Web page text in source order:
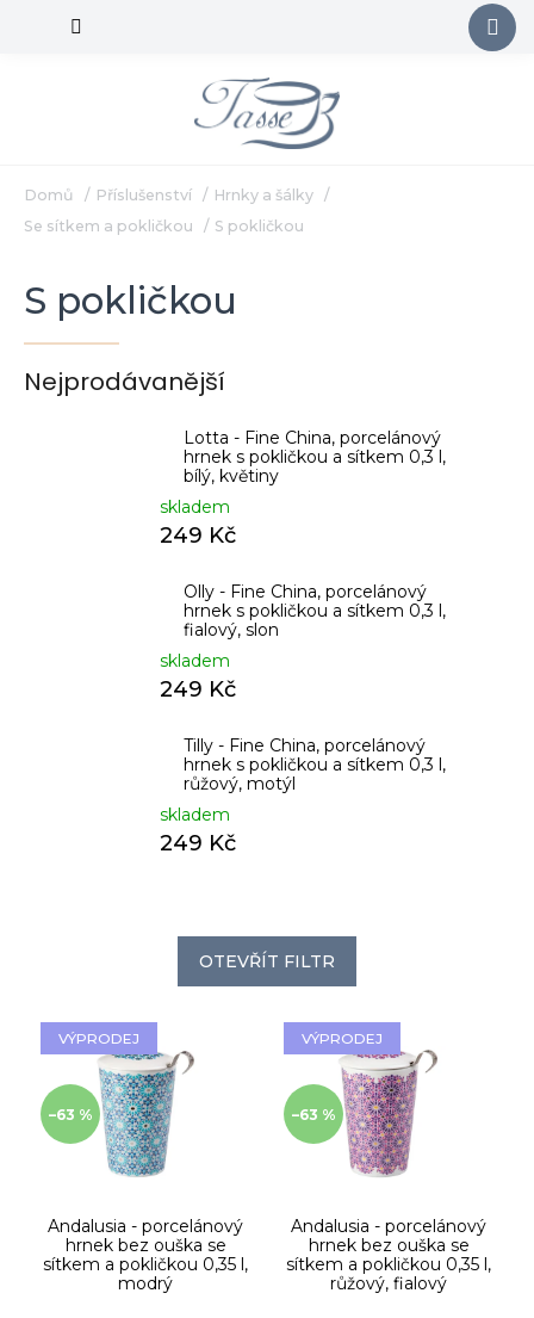
Domů / Příslušenství / Hrnky a šálky /
Se sítkem a pokličkou
/ S pokličkou
S pokličkou
Nejprodávanější
Lotta - Fine China, porcelánový
hrnek s pokličkou a sítkem 0,3 l,
bílý, květiny
skladem
249 Kč
Olly - Fine China, porcelánový
hrnek s pokličkou a sítkem 0,3 l,
fialový, slon
skladem
249 Kč
Tilly - Fine China, porcelánový
hrnek s pokličkou a sítkem 0,3 l,
růžový, motýl
skladem
249 Kč
OTEVŘÍT FILTR
VÝPRODEJ
–63 %
Andalusia - porcelánový
hrnek bez ouška se
sítkem a pokličkou 0,35 l,
modrý
VÝPRODEJ
–63 %
Andalusia - porcelánový
hrnek bez ouška se
sítkem a pokličkou 0,35 l,
růžový, fialový